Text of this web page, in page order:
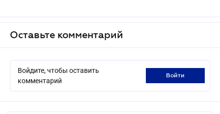
Оставьте комментарий
Войдите, чтобы оставить
комментарий
войти